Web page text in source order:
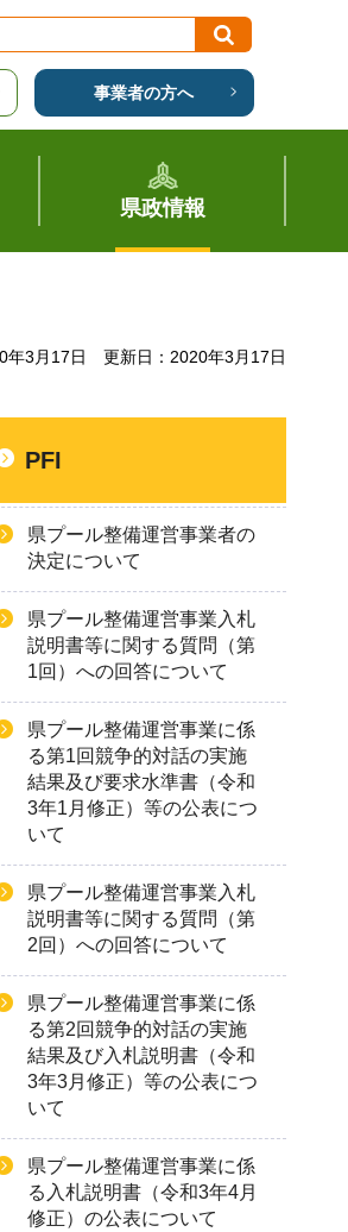
事業者の方へ
県政情報
年3月17日 更新日：2020年3月17日
PFI
県プール整備運営事業者の
決定について
県プール整備運営事業入札
説明書等に関する質問（第
1回）への回答について
県プール整備運営事業に係
る第1回競争的対話の実施
結果及び要求水準書（令和
3年1月修正）等の公表につ
いて
県プール整備運営事業入札
説明書等に関する質問（第
2回）への回答について
県プール整備運営事業に係
る第2回競争的対話の実施
結果及び入札説明書（令和
3年3月修正）等の公表につ
いて
県プール整備運営事業に係
る入札説明書（令和3年4月
修正）の公表について